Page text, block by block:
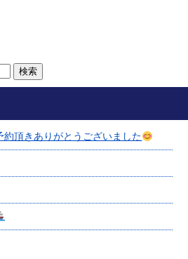
頂きありがとうございました